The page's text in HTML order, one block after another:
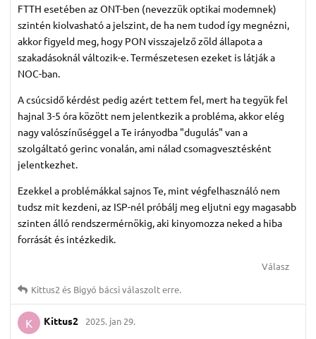
FTTH esetében az ONT-ben (nevezzük optikai modemnek)
szintén kiolvasható a jelszint, de ha nem tudod így megnézni,
akkor figyeld meg, hogy PON visszajelző zöld állapota a
szakadásoknál változik-e. Természetesen ezeket is látják a
NOC-ban.
A csúcsidő kérdést pedig azért tettem fel, mert ha tegyük fel
hajnal 3-5 óra között nem jelentkezik a probléma, akkor elég
nagy valószínűséggel a Te irányodba "dugulás" van a
szolgáltató gerinc vonalán, ami nálad csomagvesztésként
jelentkezhet.
Ezekkel a problémákkal sajnos Te, mint végfelhasználó nem
tudsz mit kezdeni, az ISP-nél próbálj meg eljutni egy magasabb
szinten álló rendszermérnökig, aki kinyomozza neked a hiba
forrását és intézkedik.
Válasz
Kittus2 és Bigyó bácsiválaszolt erre.
K Kittus2 2025. jan 29.